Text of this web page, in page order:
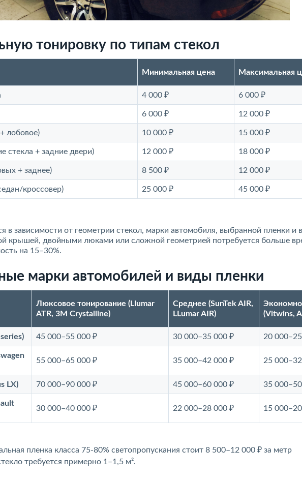
тонировку по типам стекол
Минимальная цена Максимальная
4 000 ₽ 6 000 ₽
6 000 ₽ 12 000 ₽
лобовое) 10 000 ₽ 15 000 ₽
стекла + задние двери) 12 000 ₽ 18 000 ₽
+ заднее) 8 500 ₽ 12 000 ₽
кроссовер) 25 000 ₽ 45 000 ₽
в зависимости от геометрии стекол, марки автомобиля, выбранной пленки и
крышей, двойными люками или сложной геометрией потребуется больше
на 15–30%.
марки автомобилей и виды пленки
Люксовое тонирование (Llumar
ATR, 3M Crystalline)
Среднее (SunTek AIR,
LLumar AIR)
(Vitwins,
45 000–55 000 ₽ 30 000–35 000 ₽ 20
55 000–65 000 ₽ 35 000–42 000 ₽ 25
LX) 70 000–90 000 ₽ 45 000–60 000 ₽ 35
30 000–40 000 ₽ 22 000–28 000 ₽ 15
пленка класса 75-80% светопропускания стоит 8 500–12 000 ₽ за метр
требуется примерно 1–1,5 м².